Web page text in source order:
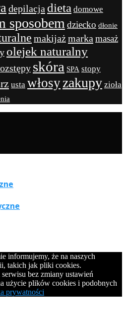
depilacja dieta domowe
sposobem dziecko dłonie
makijażmarka masaż
olejek naturalny
skóra SPA stopy
usta włosyzakupy zioła
informujemy, że na naszych
takich jak pliki cookies.
bez zmiany ustawień
użycie plików cookies i podobnych
prywatności